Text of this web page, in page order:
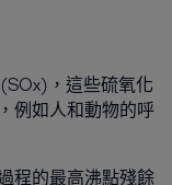
，這些硫氧化
例如人和動物的呼
程的最高沸點殘餘